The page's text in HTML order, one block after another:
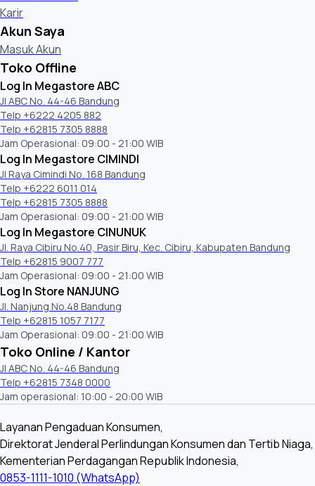
Karir
Akun Saya
Masuk Akun
Toko Offline
Log In Megastore ABC
Jl ABC No. 44-46 Bandung
Telp +6222 4205 882
Telp +62815 7305 8888
Jam Operasional: 09:00 - 21:00 WIB
Log In Megastore CIMINDI
Jl Raya Cimindi No. 168 Bandung
Telp +6222 6011 014
Telp +62815 7305 8888
Jam Operasional: 09:00 - 21:00 WIB
Log In Megastore CINUNUK
Jl. Raya Cibiru No.40, Pasir Biru, Kec. Cibiru, Kabupaten Bandung
Telp +62815 9007 777
Jam Operasional: 09:00 - 21:00 WIB
Log In Store NANJUNG
Jl. Nanjung No.48 Bandung
Telp +62815 1057 7177
Jam Operasional: 09:00 - 21:00 WIB
Toko Online / Kantor
Jl ABC No. 44-46 Bandung
Telp +62815 7348 0000
Jam operasional: 10:00 - 20:00 WIB
Layanan Pengaduan Konsumen,
Direktorat Jenderal Perlindungan Konsumen dan Tertib Niaga,
Kementerian Perdagangan Republik Indonesia,
0853-1111-1010 (WhatsApp)